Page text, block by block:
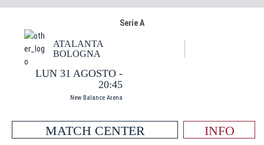
Serie A
ATALANTA
BOLOGNA
LUN 31 AGOSTO -
20:45
New Balance Arena
MATCH CENTER INFO